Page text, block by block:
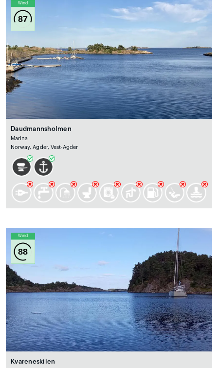
Wind
87
Daudmannsholmen
Marina
Norway, Agder, Vest-Agder
Wind
88
Kvareneskilen